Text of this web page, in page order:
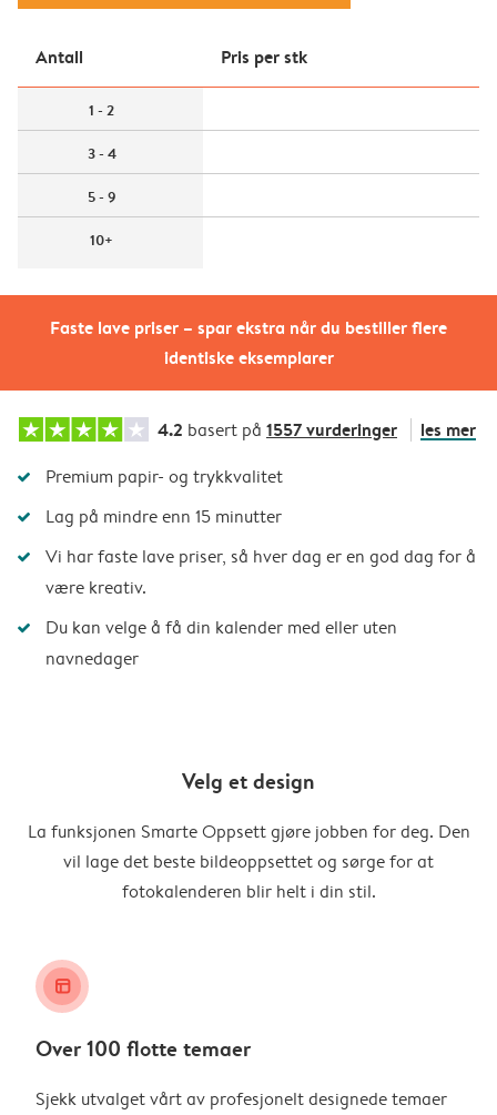
Faste lave priser – spar ekstra når du bestiller flere
identiske eksemplarer
Antall Pris per stk
1 - 2
3 - 4
5 - 9
10+
4.2 basert på 1557 vurderinger les mer
Premium papir- og trykkvalitet
Lag på mindre enn 15 minutter
Vi har faste lave priser, så hver dag er en god dag for å
være kreativ.
Du kan velge å få din kalender med eller uten
navnedager
Velg et design
La funksjonen Smarte Oppsett gjøre jobben for deg. Den
vil lage det beste bildeoppsettet og sørge for at
fotokalenderen blir helt i din stil.
layout_alt
Over 100 flotte temaer
Sjekk utvalget vårt av profesjonelt designede temaer